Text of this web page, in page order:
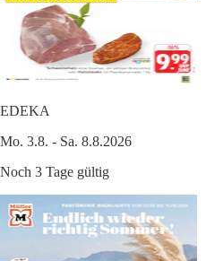
EDEKA
Mo. 3.8. - Sa. 8.8.2026
Noch 3 Tage gültig